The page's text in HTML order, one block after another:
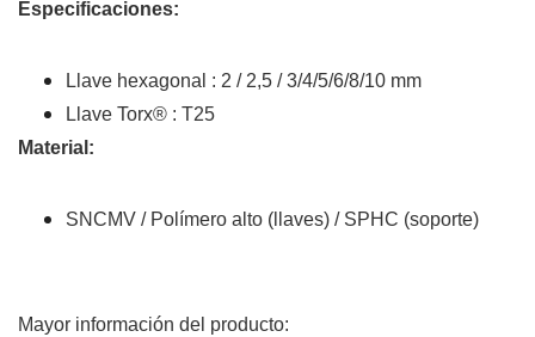
Especificaciones:
Llave hexagonal : 2 / 2,5 / 3/4/5/6/8/10 mm
Llave Torx® : T25
Material:
SNCMV / Polímero alto (llaves) / SPHC (soporte)
Mayor información del producto: